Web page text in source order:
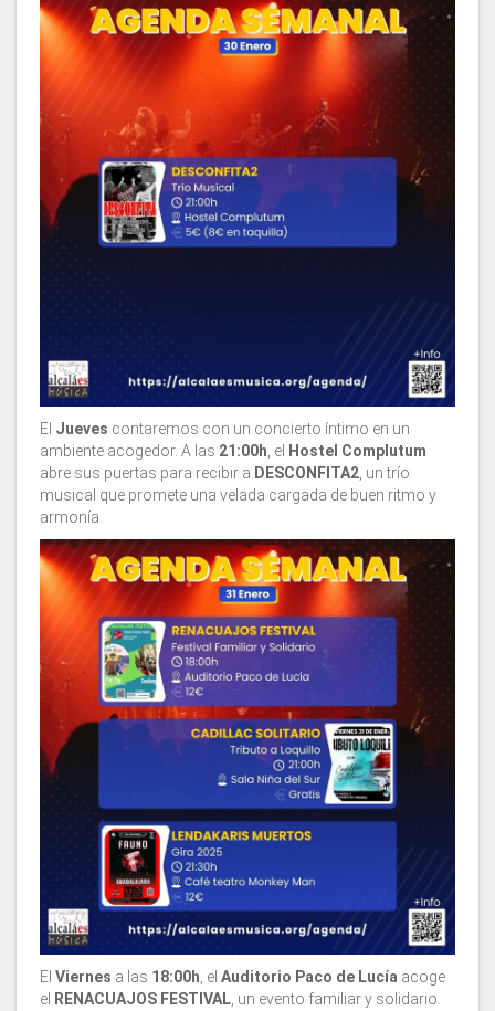
El Jueves contaremos con un concierto íntimo en un
ambiente acogedor. A las 21:00h , el Hostel Complutum
abre sus puertas para recibir a DESCONFITA2 , un trío
musical que promete una velada cargada de buen ritmo y
armonía.
El Viernes a las 18:00h , el Auditorio Paco de Lucía acoge
el RENACUAJOS FESTIVAL , un evento familiar y solidario.